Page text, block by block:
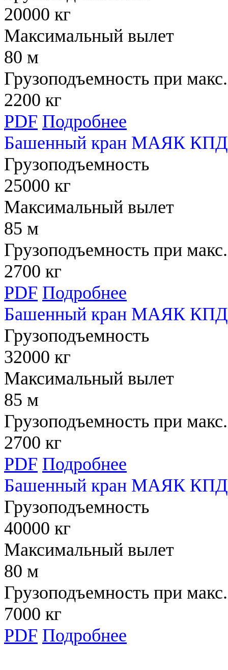
20000 кг
Максимальный вылет
80 м
Грузоподъемность при
2200 кг
PDF Подробнее
Башенный кран МАЯК КПД
Грузоподъемность
25000 кг
Максимальный вылет
85 м
Грузоподъемность при
2700 кг
PDF Подробнее
Башенный кран МАЯК КПД
Грузоподъемность
32000 кг
Максимальный вылет
85 м
Грузоподъемность при
2700 кг
PDF Подробнее
Башенный кран МАЯК КПД
Грузоподъемность
40000 кг
Максимальный вылет
80 м
Грузоподъемность при
7000 кг
PDF Подробнее